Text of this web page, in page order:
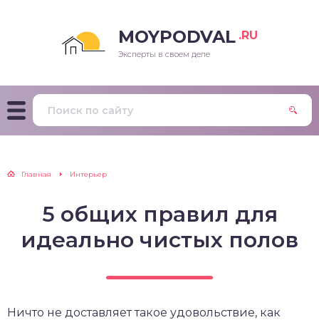
MOYPODVAL .RU
Эксперты в своем деле
Главная Интерьер
5 общих правил для
идеально чистых полов
Ничто не доставляет такое удовольствие, как